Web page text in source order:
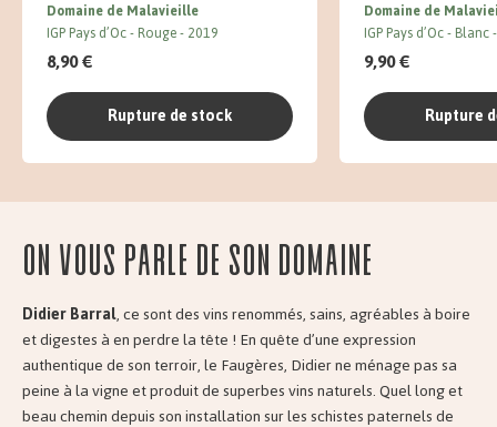
Domaine de Malavieille
IGP Pays d’Oc Rouge 2019
8,90 €
Rupture de stock
Domaine de
IGP Pays d’Oc Blanc
9,90 €
Rupture
On vous parle de son domaine
Didier Barral, ce sont des vins renommés, sains, agréables à boire
et digestes à en perdre la tête ! En quête d’une expression
authentique de son terroir, le Faugères, Didier ne ménage pas sa
peine à la vigne et produit de superbes vins naturels. Quel long et
beau chemin depuis son installation sur les schistes paternels de